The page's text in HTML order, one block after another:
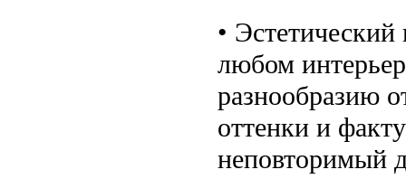
•
любом
разнообразию
оттенки и
неповторимый